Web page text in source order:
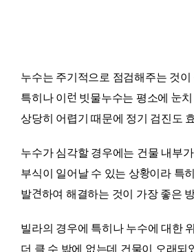
누수는 주기적으로 점검해주는 것이
특히나 이런 빗물누수는 평소에 눈치
상당히 어렵기 때문에 정기 검진도
누수가 심각할 경우에는 건물 내부
부식이 일어날 수 있는 상황이라 특
발견하여 해결하는 것이 가장 좋은
빌라의 경우에 특히나 누수에 대한 위
더 클 수 밖에 없는데 건물이 오래되